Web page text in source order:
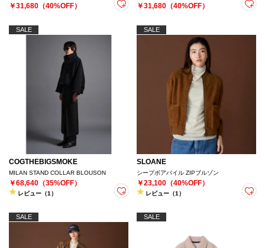
￥31,680（40%OFF） ￥31,680（40%OFF）
SALE
COGTHEBIGSMOKE
MILAN STAND COLLAR BLOUSON
￥68,640（35%OFF）
レビュー（1）
SALE
SLOANE
シープボアパイル ZIPブルゾン
￥23,100（40%OFF）
レビュー（1）
SALE SALE